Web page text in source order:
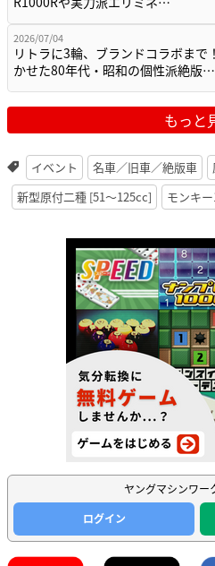
2026/07/04
リトラに3輪、ブランドコラボまで
かせた80年代・昭和の個性派絶版…
もっと
イベント 名車／旧車／絶版車
新型原付二種 [51〜125cc]
モンキ
ヤングマシンワー
ログイン